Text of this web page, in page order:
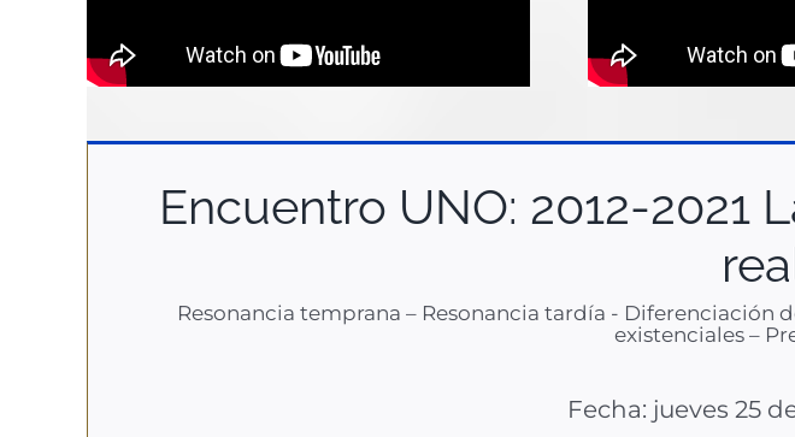
Encuentro UNO: 2012-
Resonancia temprana – Resonancia tardía -
existenciales –
Fecha: jueves 25